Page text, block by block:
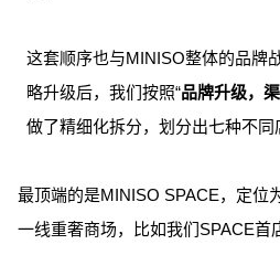
这套顺序也与MINISO整体的品牌
略升级后，我们按照“品牌升级，
做了精细化拆分，划分出七种不同
最顶端的是MINISO SPACE，定位
一线重奢商场，比如我们SPACE首